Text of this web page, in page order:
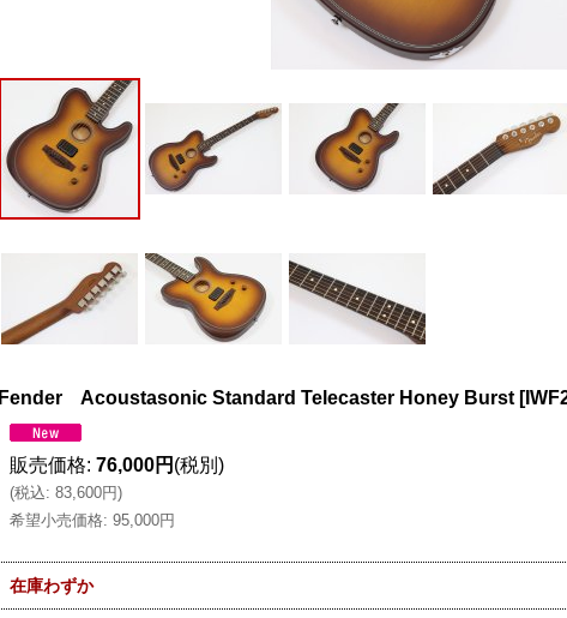
Fender Acoustasonic Standard Telecaster Honey Burst [
販売価格: 76,000円 (税別)
(税込: 83,600円)
希望小売価格: 95,000円
在庫わずか